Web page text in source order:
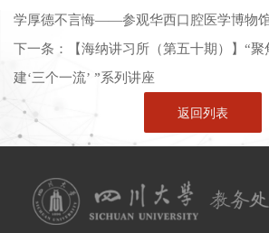
学厚德不言悔——参观华西口腔医学博物
下一条：
【海纳讲习所（第五十期）】“
建‘三个一流’ ”系列讲座
返回列表